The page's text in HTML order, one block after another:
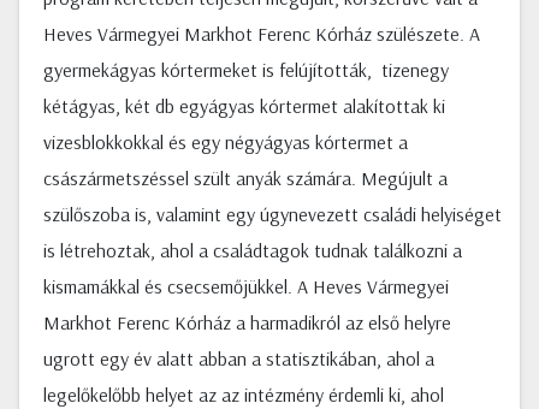
Heves Vármegyei Markhot Ferenc Kórház szülészete. A
gyermekágyas kórtermeket is felújították, tizenegy
kétágyas, két db egyágyas kórtermet alakítottak ki
vizesblokkokkal és egy négyágyas kórtermet a
császármetszéssel szült anyák számára. Megújult a
szülőszoba is, valamint egy úgynevezett családi helyiséget
is létrehoztak, ahol a családtagok tudnak találkozni a
kismamákkal és csecsemőjükkel. A Heves Vármegyei
Markhot Ferenc Kórház a harmadikról az első helyre
ugrott egy év alatt abban a statisztikában, ahol a
legelőkelőbb helyet az az intézmény érdemli ki, ahol